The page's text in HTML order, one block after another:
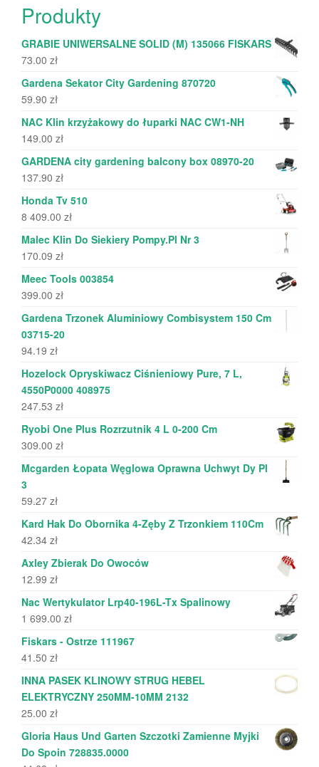
Produkty
GRABIE UNIWERSALNE SOLID (M) 135066 FISKARS
73.00 zł
Gardena Sekator City Gardening 870720
59.90 zł
NAC Klin krzyżakowy do łuparki NAC CW1-NH
149.00 zł
GARDENA city gardening balcony box 08970-20
137.90 zł
Honda Tv 510
8 409.00 zł
Malec Klin Do Siekiery Pompy.Pl Nr 3
170.09 zł
Meec Tools 003854
399.00 zł
Gardena Trzonek Aluminiowy Combisystem 150 Cm
03715-20
94.19 zł
Hozelock Opryskiwacz Ciśnieniowy Pure, 7 L,
4550P0000 408975
247.53 zł
Ryobi One Plus Rozrzutnik 4 L 0-200 Cm
309.00 zł
Mcgarden Łopata Węglowa Oprawna Uchwyt Dy Pl
3
59.27 zł
Kard Hak Do Obornika 4-Zęby Z Trzonkiem 110Cm
42.34 zł
Axley Zbierak Do Owoców
12.99 zł
Nac Wertykulator Lrp40-196L-Tx Spalinowy
1 699.00 zł
Fiskars - Ostrze 111967
41.50 zł
INNA PASEK KLINOWY STRUG HEBEL
ELEKTRYCZNY 250MM-10MM 2132
25.00 zł
Gloria Haus Und Garten Szczotki Zamienne Myjki
Do Spoin 728835.0000